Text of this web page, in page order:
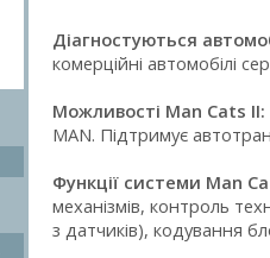
Діагностуються
комерційні автомобілі
Можливості Man Cats II:
MAN. Підтримує
Функції системи Man
механізмів, контроль
з датчиків), кодування